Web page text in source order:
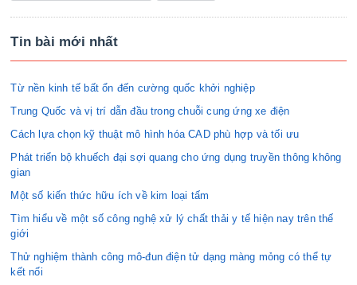
Tin bài mới nhất
Từ nền kinh tế bất ổn đến cường quốc khởi nghiệp
Trung Quốc và vị trí dẫn đầu trong chuỗi cung ứng xe điện
Cách lựa chọn kỹ thuật mô hình hóa CAD phù hợp và tối ưu
Phát triển bộ khuếch đại sợi quang cho ứng dụng truyền thông không
gian
Một số kiến thức hữu ích về kim loại tấm
Tìm hiểu về một số công nghệ xử lý chất thải y tế hiện nay trên thế
giới
Thử nghiệm thành công mô-đun điện tử dạng màng mỏng có thể tự
kết nối